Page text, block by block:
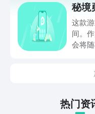
app进
利最
游戏
动内容
秘境
这款
间。
会将
接就
打发
热门资